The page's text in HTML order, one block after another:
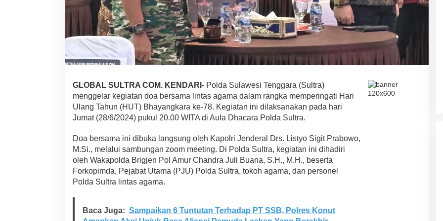
a
m
a
D
a
a
m
a
k
a
e
n
g
H
B
h
GLOBAL SULTRA COM. KENDARI- Polda Sulawesi Tenggara (Sultra)
menggelar kegiatan doa bersama lintas agama dalam rangka memperingati Hari
Ulang Tahun (HUT) Bhayangkara ke-78. Kegiatan ini dilaksanakan pada hari
Jumat (28/6/2024) pukul 20.00 WITA di Aula Dhacara Polda Sultra.
Doa bersama ini dibuka langsung oleh Kapolri Jenderal Drs. Listyo Sigit Prabowo,
M.Si., melalui sambungan zoom meeting. Di Polda Sultra, kegiatan ini dihadiri
oleh Wakapolda Brigjen Pol Amur Chandra Juli Buana, S.H., M.H., beserta
Forkopimda, Pejabat Utama (PJU) Polda Sultra, tokoh agama, dan personel
Polda Sultra lintas agama.
Baca Juga: Sampaikan 6 Tuntutan Terhadap PT SSB, Polres Konut
ASR-HUGUA Berpeluang Besar,
Ini Prediksi Pengamat Politik
Ada Satu Putaran”